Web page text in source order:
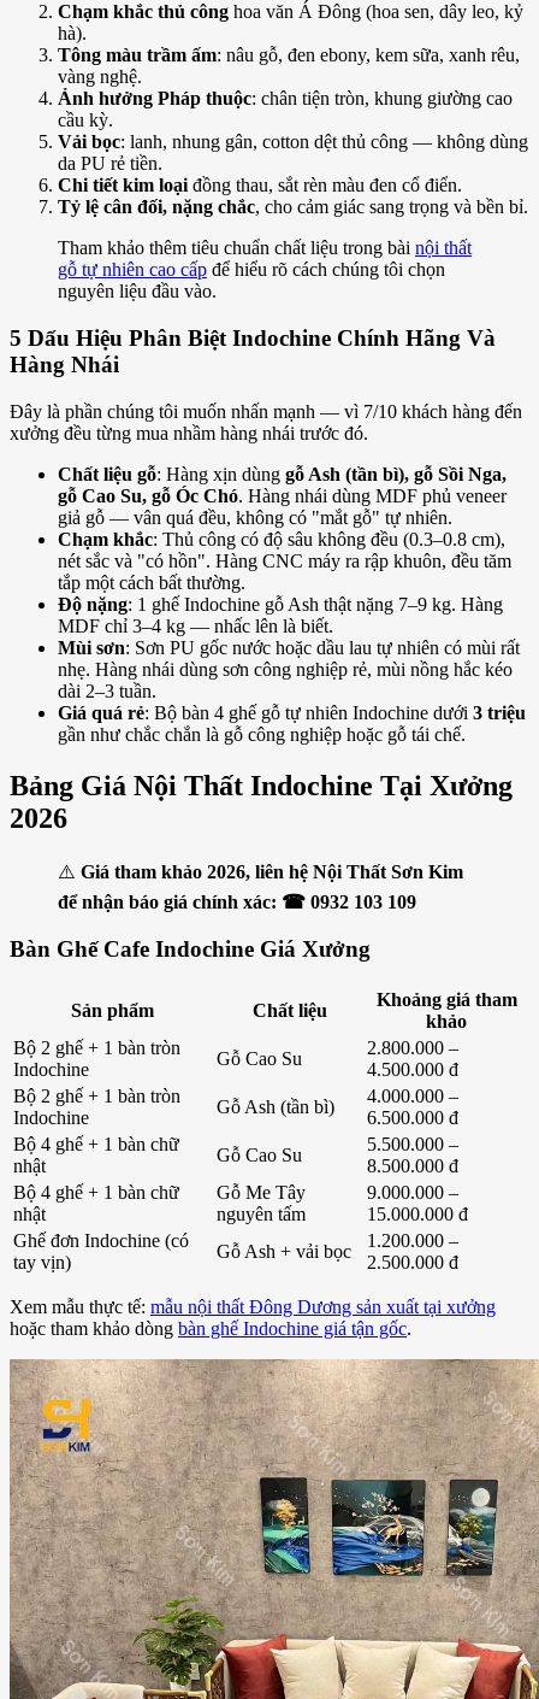
Chạm khắc thủ công hoa văn Á Đông (hoa sen, dây leo, kỷ
hà).
Tông màu trầm ấm: nâu gỗ, đen ebony, kem sữa, xanh rêu,
vàng nghệ.
Ảnh hưởng Pháp thuộc: chân tiện tròn, khung giường cao
cầu kỳ.
Vải bọc: lanh, nhung gân, cotton dệt thủ công — không dùng
da PU rẻ tiền.
Chi tiết kim loại đồng thau, sắt rèn màu đen cổ điển.
Tỷ lệ cân đối, nặng chắc, cho cảm giác sang trọng và bền bỉ.
Tham khảo thêm tiêu chuẩn chất liệu trong bài nội thất
gỗ tự nhiên cao cấp để hiểu rõ cách chúng tôi chọn
nguyên liệu đầu vào.
5 Dấu Hiệu Phân Biệt Indochine Chính Hãng Và
Hàng Nhái
Đây là phần chúng tôi muốn nhấn mạnh — vì 7/10 khách hàng đến
xưởng đều từng mua nhầm hàng nhái trước đó.
Chất liệu gỗ: Hàng xịn dùng gỗ Ash (tần bì), gỗ Sồi Nga,
gỗ Cao Su, gỗ Óc Chó. Hàng nhái dùng MDF phủ veneer
giả gỗ — vân quá đều, không có "mắt gỗ" tự nhiên.
Chạm khắc: Thủ công có độ sâu không đều (0.3–0.8 cm),
nét sắc và "có hồn". Hàng CNC máy ra rập khuôn, đều tăm
tắp một cách bất thường.
Độ nặng: 1 ghế Indochine gỗ Ash thật nặng 7–9 kg. Hàng
MDF chỉ 3–4 kg — nhấc lên là biết.
Mùi sơn: Sơn PU gốc nước hoặc dầu lau tự nhiên có mùi rất
nhẹ. Hàng nhái dùng sơn công nghiệp rẻ, mùi nồng hắc kéo
dài 2–3 tuần.
Giá quá rẻ: Bộ bàn 4 ghế gỗ tự nhiên Indochine dưới 3 triệu
gần như chắc chắn là gỗ công nghiệp hoặc gỗ tái chế.
Bảng Giá Nội Thất Indochine Tại Xưởng
2026
⚠️ Giá tham khảo 2026, liên hệ Nội Thất Sơn Kim
để nhận báo giá chính xác: ☎ 0932 103 109
Bàn Ghế Cafe Indochine Giá Xưởng
Sản phẩm Chất liệu
Khoảng giá tham
khảo
Bộ 2 ghế + 1 bàn tròn
Indochine
Gỗ Cao Su
2.800.000 –
4.500.000 đ
Bộ 2 ghế + 1 bàn tròn
Indochine
Gỗ Ash (tần bì)
4.000.000 –
6.500.000 đ
Bộ 4 ghế + 1 bàn chữ
nhật
Gỗ Cao Su
5.500.000 –
8.500.000 đ
Bộ 4 ghế + 1 bàn chữ
nhật
Gỗ Me Tây
nguyên tấm
9.000.000 –
15.000.000 đ
Ghế đơn Indochine (có
tay vịn)
Gỗ Ash + vải bọc
1.200.000 –
2.500.000 đ
Xem mẫu thực tế: mẫu nội thất Đông Dương sản xuất tại xưởng
hoặc tham khảo dòng bàn ghế Indochine giá tận gốc.